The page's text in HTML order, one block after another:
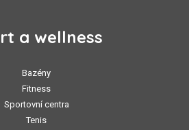
a wellness
Bazény
Fitness
Sportovní centra
Tenis